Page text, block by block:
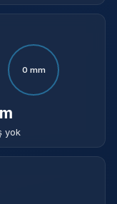
0 mm
yok